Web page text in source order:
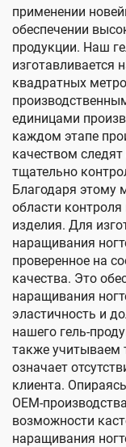
применении
обеспечении
продукции. Наш
изготавливается
квадратных
единицами
каждом этапе
качеством следят
тщательно
Благодаря этому
области
изделия. Для
наращивания
проверенное на
качества. Это
наращивания
эластичность и
нашего гель-
также учитываем
означает
клиента.
OEM-
возможности
наращивания